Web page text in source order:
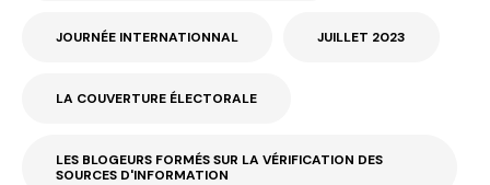
JOURNÉE INTERNATIONNAL JUILLET 2023
LA COUVERTURE ÉLECTORALE
LES BLOGEURS FORMÉS SUR LA VÉRIFICATION DES
SOURCES D'INFORMATION